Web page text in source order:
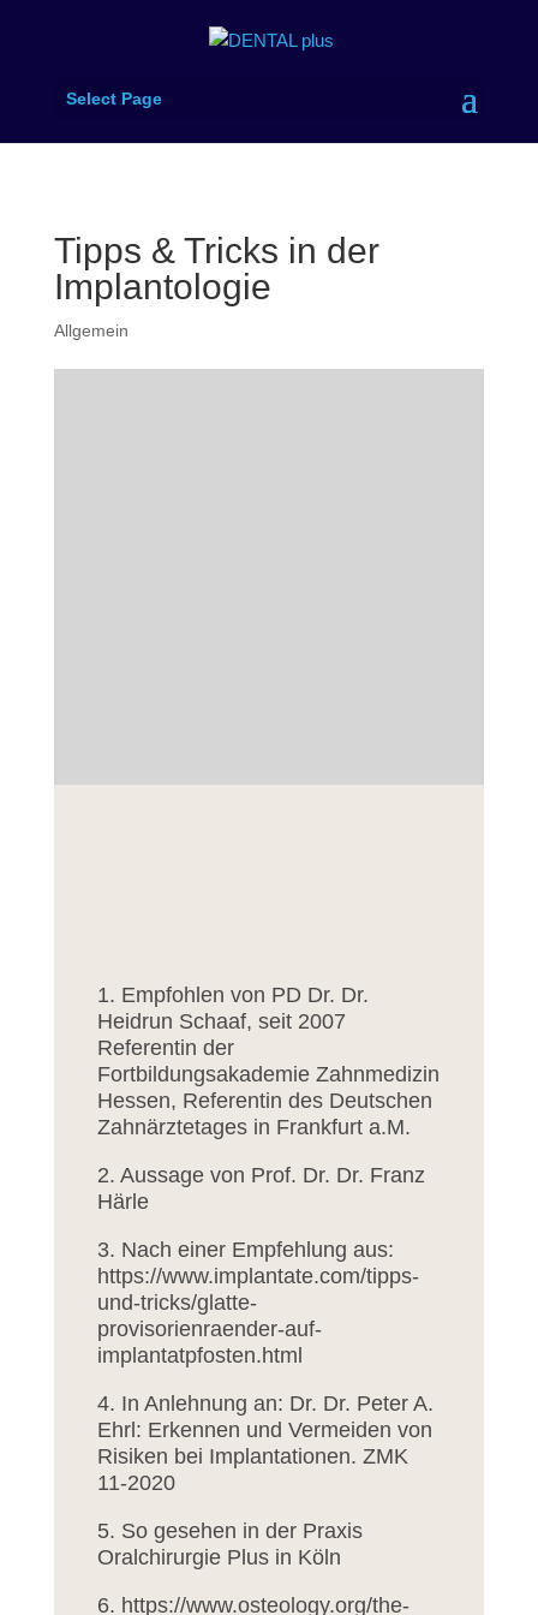
Select Page
Tipps & Tricks in der
Implantologie
Allgemein
1. Empfohlen von PD Dr. Dr.
Heidrun Schaaf, seit 2007
Referentin der
Fortbildungsakademie Zahnmedizin
Hessen, Referentin des Deutschen
Zahnärztetages in Frankfurt a.M.
2. Aussage von Prof. Dr. Dr. Franz
Härle
3. Nach einer Empfehlung aus:
https://www.implantate.com/tipps-
und-tricks/glatte-
provisorienraender-auf-
implantatpfosten.html
4. In Anlehnung an: Dr. Dr. Peter A.
Ehrl: Erkennen und Vermeiden von
Risiken bei Implantationen. ZMK
11-2020
5. So gesehen in der Praxis
Oralchirurgie Plus in Köln
6. https://www.osteology.org/the-